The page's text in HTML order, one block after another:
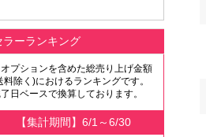
ラーランキング
プションを含めた総売り上げ金額
料除く)におけるランキングです。
日ベースで換算しております。
【集計期間】6/1～6/30